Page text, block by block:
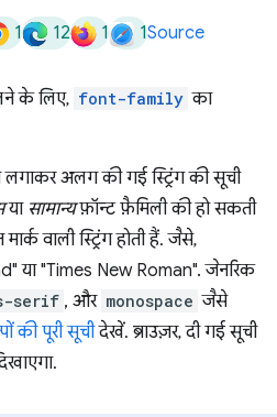
1 12 1 1Source
के लिए, font-family का
लगाकर अलग की गई स्ट्रिंग की सूची
या सामान्यफ़ॉन्ट फ़ैमिली की हो सकती
वाली स्ट्रिंग होती हैं. जैसे,
या "Times New Roman". जेनरिक
serif , और monospace जैसे
की पूरी सूचीदेखें. ब्राउज़र, दी गई सूची